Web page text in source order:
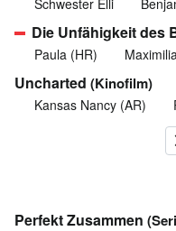
Die Unfähigkeit des
Paula (HR)
Uncharted (Kinofilm)
Kansas Nancy (AR)
Perfekt Zusammen